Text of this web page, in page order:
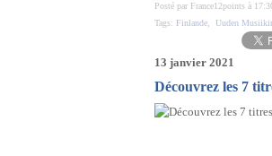
Posté par France12points à
Tags: Finlande Uuden
13 janvier 2021
Découvrez les 7